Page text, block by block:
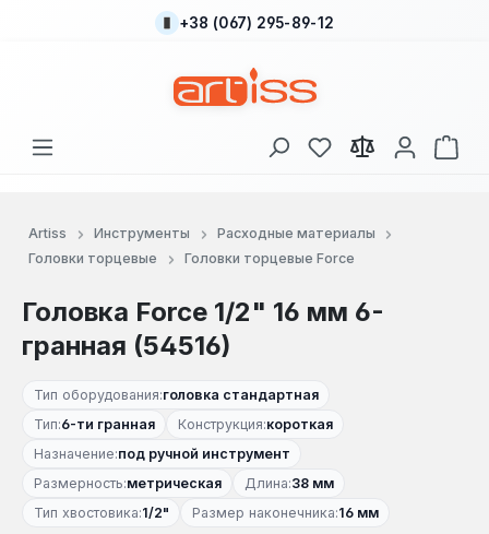
Перейти к основному содержанию
+38 (067) 295-89-12
У вас есть товары
В
Artiss Инструменты
Расходные материалы
Головки торцевые
Головки торцевые Force
Головка Force 1/2" 16 мм 6-
гранная (54516)
Тип оборудования:головка стандартная
Тип:6-ти гранная Конструкция:короткая
Назначение:под ручной инструмент
Размерность:метрическая Длина:38 мм
Тип хвостовика:1/2" Размер наконечника:16 мм